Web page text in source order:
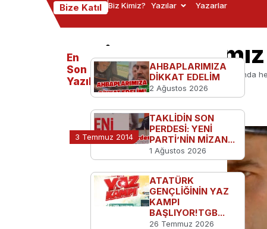
Bize Katıl Biz Kimiz? Yazılar Yazarlar
Deli
Ana Sayfa TGB'den Deli kaymakamız aslında
3 Temmuz 2014
En
Son
Yazılanlar
AHBAPLARIMIZA
DİKKAT EDELİM
2 Ağustos 2026
TAKLİDİN SON
PERDESİ: YENİ
PARTİ’NİN MİZAN...
1 Ağustos 2026
ATATÜRK
GENÇLİĞİNİN YAZ
KAMPI
BAŞLIYOR!TGB...
26 Temmuz 2026